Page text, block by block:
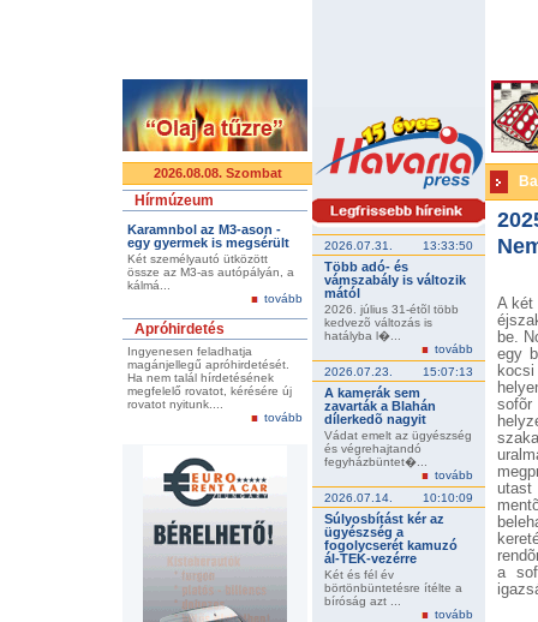
2026.08.08. Szombat
Hírmúzeum
Karamnbol az M3-ason -
egy gyermek is megsérült
Két személyautó ütközött
össze az M3-as autópályán, a
kálmá...
tovább
Apróhirdetés
Ingyenesen feladhatja
magánjellegű apróhirdetését.
Ha nem talál hírdetésének
megfelelő rovatot, kérésére új
rovatot nyitunk....
tovább
2026.07.31. 13:33:50
Több adó- és
vámszabály is változik
mától
2026. július 31-étõl több
kedvezõ változás is
hatályba l�...
tovább
2026.07.23.
15:07:13
A kamerák sem
zavarták a Blahán
dílerkedõ nagyit
Vádat emelt az ügyészség
és végrehajtandó
fegyházbüntet�...
tovább
2026.07.14.
10:10:09
Súlyosbítást kér az
ügyészség a
fogolycserét kamuzó
ál-TEK-vezérre
Két és fél év
börtönbüntetésre ítélte a
bíróság azt ...
tovább
A két
be.
egy
sofõr
utast
a